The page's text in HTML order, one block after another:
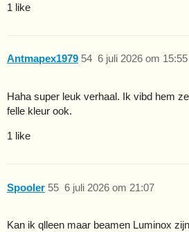
1 like
Antmapex1979 6 juli 2026 om 15:55
54
Haha super leuk verhaal. Ik vibd hem
felle kleur ook.
1 like
Spooler 6 juli 2026 om 21:07
55
Kan ik qlleen maar beamen Luminox